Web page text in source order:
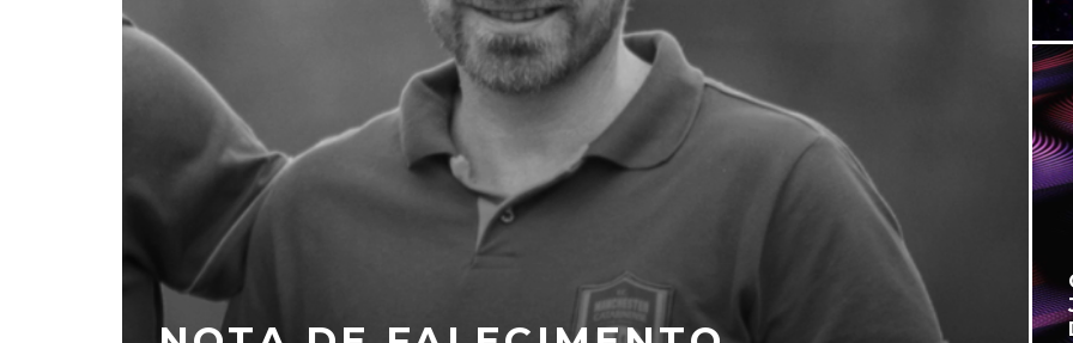
CHAPECOENSE ENFRENTARÁ O